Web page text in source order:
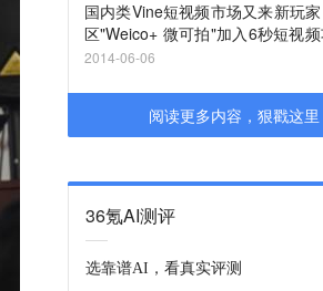
国内类Vine短视频市场又来新玩
区"Weico+ 微可拍"加入6秒短视
时上线微可拍的Android版
2014-06-06
阅读更多内容，狠戳这里
36氪AI测评
选靠谱AI，看真实评测